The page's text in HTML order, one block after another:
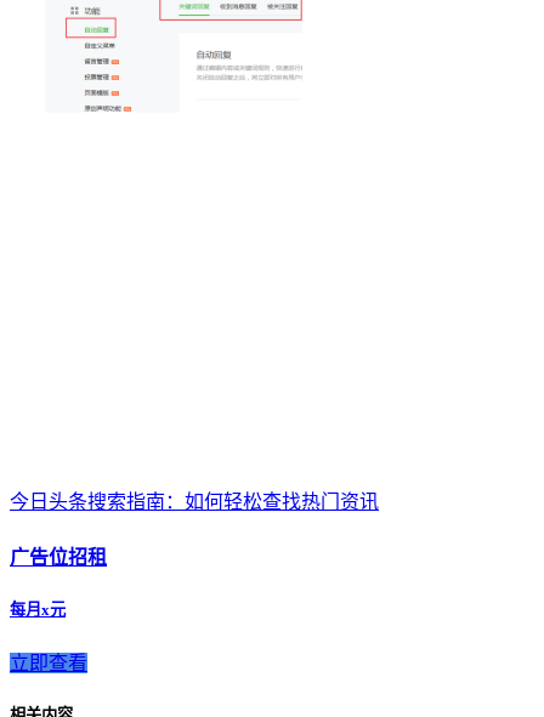
今日头条搜索指南：如何轻松查找热门资讯
广告位招租
每月x元
立即查看